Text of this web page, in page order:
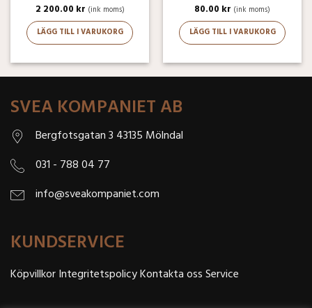
2 200.00 kr (ink moms)
LÄGG TILL I VARUKORG
80.00 kr (ink moms)
LÄGG TILL I VARUKORG
SVEA KOMPANIET AB
Bergfotsgatan 3 43135 Mölndal
031 - 788 04 77
info@sveakompaniet.com
KUNDSERVICE
KöpvillkorIntegritetspolicyKontakta ossService